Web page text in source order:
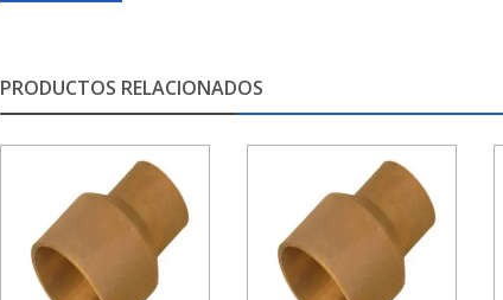
PRODUCTOS RELACIONADOS